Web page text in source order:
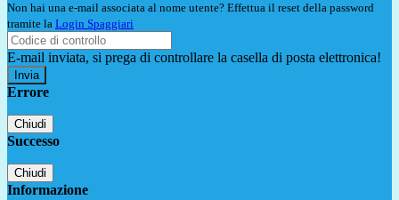
Non hai una e-mail associata al nome utente? Effettua il reset della password
tramite la Login Spaggiari
E-mail inviata, si prega di controllare la casella di posta elettronica!
Errore
Chiudi
Successo
Chiudi
Informazione